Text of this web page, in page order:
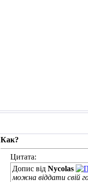
Как?
Цитата:
Допис від Nycolas
можна віддати свій